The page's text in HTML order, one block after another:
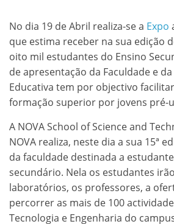
No dia 19 de Abril realiza-se a Expo
que estima receber na sua edição
oito mil estudantes do Ensino
de apresentação da Faculdade e
Educativa tem por objectivo
formação superior por jovens pré-
A NOVA School of Science and
NOVA realiza, neste dia a sua 15ª
da faculdade destinada a
secundário. Nela os estudantes
laboratórios, os professores, a
percorrer as mais de 100
Tecnologia e Engenharia do